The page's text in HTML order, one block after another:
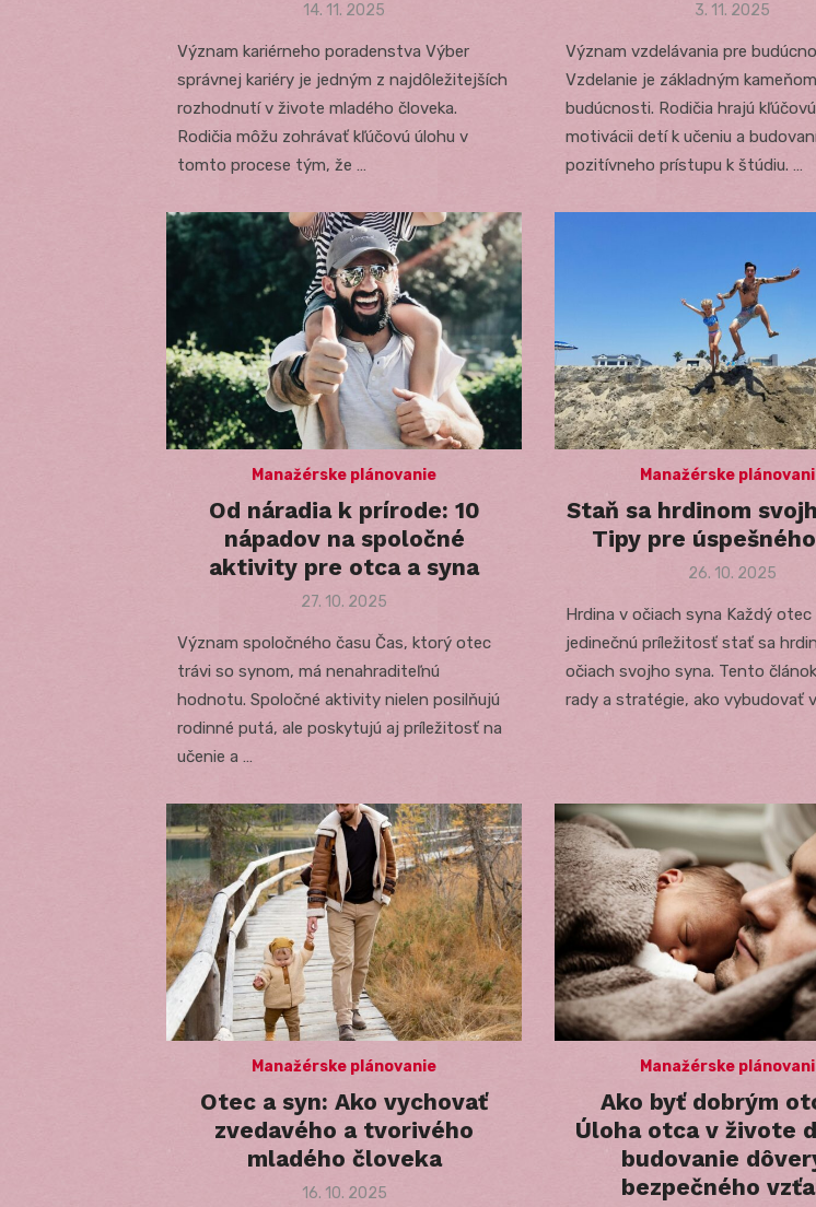
Posted
14. 11. 2025
Význam kariérneho poradenstva Výber
správnej kariéry je jedným z najdôležitejších
rozhodnutí v živote mladého človeka.
Rodičia môžu zohrávať kľúčovú úlohu v
tomto procese tým, že …
Posted
3. 11. 2025
Význam vzdelávania pre
Vzdelanie je základným
budúcnosti. Rodičia hrajú
motivácii detí k učeniu a
pozitívneho prístupu k štúdiu. …
Manažérske plánovanie
Od náradia k prírode: 10
nápadov na spoločné
aktivity pre otca a syna
Posted
27. 10. 2025
Význam spoločného času Čas, ktorý otec
trávi so synom, má nenahraditeľnú
hodnotu. Spoločné aktivity nielen posilňujú
rodinné putá, ale poskytujú aj príležitosť na
učenie a …
Manažérske
Staň sa hrdinom
Tipy pre
Posted
26. 10. 2025
Hrdina v očiach syna Každý otec
jedinečnú príležitosť stať sa
očiach svojho syna. Tento
rady a stratégie, ako vybudovať
Manažérske plánovanie
Otec a syn: Ako vychovať
zvedavého a tvorivého
mladého človeka
Posted
16. 10. 2025
Manažérske
Ako byť dobrým
Úloha otca v živote
budovanie
bezpečného